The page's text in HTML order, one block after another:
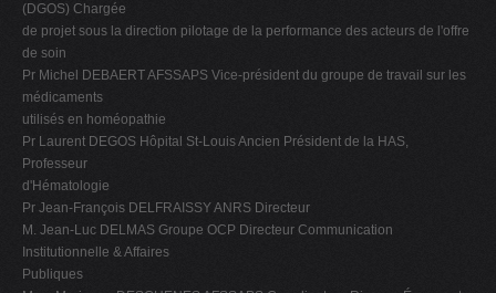
(DGOS) Chargée
de projet sous la direction pilotage de la performance des acteurs de l'offre
de soin
Pr Michel DEBAERT AFSSAPS Vice-président du groupe de travail sur les
médicaments
utilisés en homéopathie
Pr Laurent DEGOS Hôpital St-Louis Ancien Président de la HAS,
Professeur
d'Hématologie
Pr Jean-François DELFRAISSY ANRS Directeur
M. Jean-Luc DELMAS Groupe OCP Directeur Communication
Institutionnelle & Affaires
Publiques